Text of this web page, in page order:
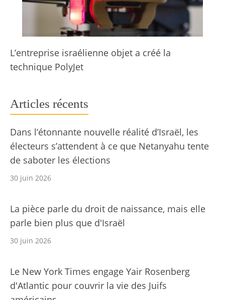
L’entreprise israélienne objet a créé la
technique PolyJet
Articles récents
Dans l’étonnante nouvelle réalité d’Israël, les
électeurs s’attendent à ce que Netanyahu tente
de saboter les élections
30 juin 2026
La pièce parle du droit de naissance, mais elle
parle bien plus que d'Israël
30 juin 2026
Le New York Times engage Yair Rosenberg
d'Atlantic pour couvrir la vie des Juifs